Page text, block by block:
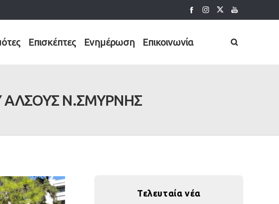
Επισκέπτες Ενημέρωση Επικοινωνία
ΑΛΣΟΥΣ Ν.ΣΜΥΡΝΗΣ
Τελευταία νέα